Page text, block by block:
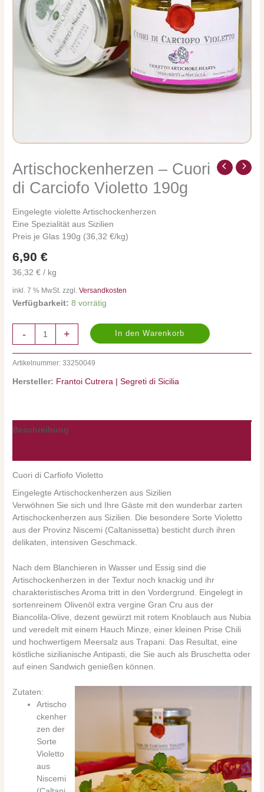
Artischockenherzen – Cuori
di Carciofo Violetto 190g
Eingelegte violette Artischockenherzen
Eine Spezialität aus Sizilien
Preis je Glas 190g (36,32 €/kg)
6,90€
36,32 € / kg
inkl. 7 % MwSt. zzgl.Versandkosten
Verfügbarkeit: 8 vorrätig
-
Artischockenherzen
Cuori
Carciofo
Violetto
190g
Menge
+ In den Warenkorb
Artikelnummer:33250049
Hersteller: Frantoi Cutrera | Segreti di Sicilia
Beschreibung
Cuori di Carfiofo Violetto
Eingelegte Artischockenherzen aus Sizilien
Verwöhnen Sie sich und Ihre Gäste mit den wunderbar zarten
Artischockenherzen aus Sizilien. Die besondere Sorte Violetto
aus der Provinz Niscemi (Caltanissetta) besticht durch ihren
delikaten, intensiven Geschmack.
Nach dem Blanchieren in Wasser und Essig sind die
Artischockenherzen in der Textur noch knackig und ihr
charakteristisches Aroma tritt in den Vordergrund. Eingelegt in
sortenreinem Olivenöl extra vergine Gran Cru aus der
Biancolila-Olive, dezent gewürzt mit rotem Knoblauch aus Nubia
und veredelt mit einem Hauch Minze, einer kleinen Prise Chili
und hochwertigem Meersalz aus Trapani. Das Resultat, eine
köstliche sizilianische Antipasti, die Sie auch als Bruschetta oder
auf einen Sandwich genießen können.
Zutaten:
Artischo
ckenher
zen der
Sorte
Violetto
aus
Niscemi